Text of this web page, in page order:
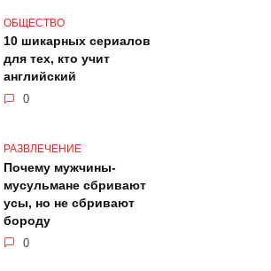
ОБЩЕСТВО
10 шикарных сериалов
для тех, кто учит
английский
0
РАЗВЛЕЧЕНИЕ
Почему мужчины-
мусульмане сбривают
усы, но не сбривают
бороду
0